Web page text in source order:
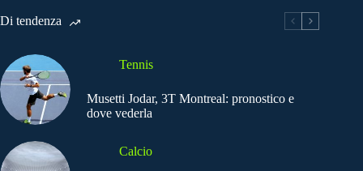
Di tendenza
Tennis
Musetti Jodar, 3T Montreal: pronostico e
dove vederla
Calcio